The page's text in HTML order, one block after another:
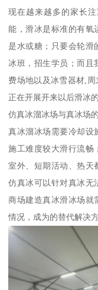
现在越来越多的家长
能，滑冰是标准的有
是水或糖；只要会轮滑
冰班，招生学员；而且
费场地以及冰雪器材,
正在开展开来以后滑冰
仿真冰溜冰场与真冰场
真冰溜冰场需要冷却设
施工难度较大滑行流畅
室外、短期活动、热天
仿真冰可以针对真冰无
商场建造真冰滑冰场就
情况，成为的替代解决方